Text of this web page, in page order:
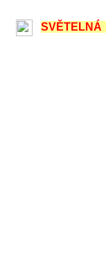
SVĚTELNÁ